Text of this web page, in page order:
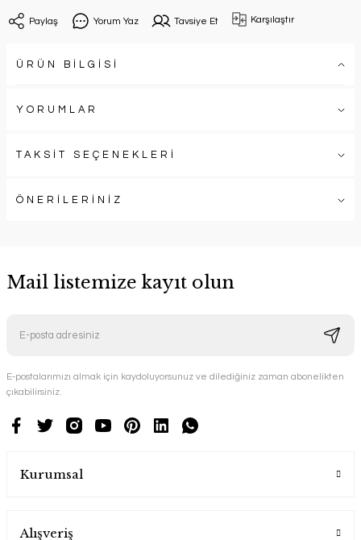
Paylaş Yorum Yaz Tavsiye Et Karşılaştır
ÜRÜN BİLGİSİ
YORUMLAR
TAKSİT SEÇENEKLERİ
ÖNERİLERİNİZ
Mail listemize kayıt olun
E-postalarımızı almak için kaydoluyorsunuz ve dilediğiniz zaman abonelikten
çıkabilirsiniz.
Kurumsal
Alışveriş